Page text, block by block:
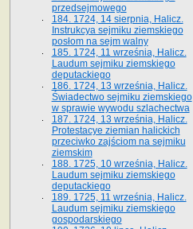
przedsejmowego
184. 1724, 14 sierpnia, Halicz.
Instrukcya sejmiku ziemskiego
posłom na sejm walny
185. 1724, 11 września, Halicz.
Laudum sejmiku ziemskiego
deputackiego
186. 1724, 13 września, Halicz.
Świadectwo sejmiku ziemskiego
w sprawie wywodu szlachectwa
187. 1724, 13 września, Halicz.
Protestacye ziemian halickich
przeciwko zajściom na sejmiku
ziemskim
188. 1725, 10 września, Halicz.
Laudum sejmiku ziemskiego
deputackiego
189. 1725, 11 września, Halicz.
Laudum sejmiku ziemskiego
gospodarskiego